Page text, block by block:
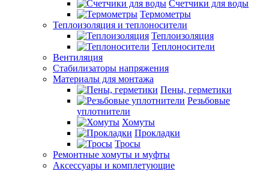
Счетчики для воды
Термометры
Теплоизоляция и теплоносители
Теплоизоляция
Теплоносители
Вентиляция
Стабилизаторы напряжения
Материалы для монтажа
Пены, герметики
Резьбовые
уплотнители
Хомуты
Прокладки
Тросы
Ремонтные хомуты и муфты
Аксессуары и комплетующие